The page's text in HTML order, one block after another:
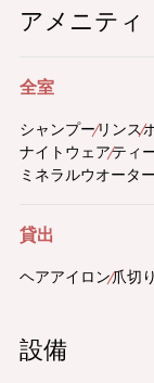
アメニティ
全室
シャンプーリンス
ナイトウェアティ
ミネラルウオーター
貸出
ヘアアイロン爪切り
設備